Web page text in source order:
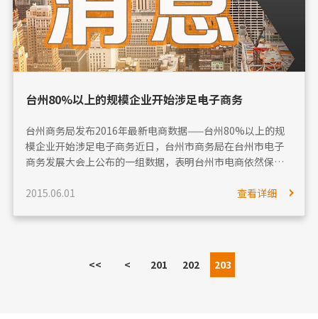
台州80%以上的规模企业开始涉足电子商务
台州商务局发布2016年最新电商数据——台州80%以上的规
模企业开始涉足电子商务近日，台州市商务局在台州市电子
商务发展大会上公布的一组数据，表明台州市电商依然保持
络销售高速增长。根据最新统计，今年...
2015.06.01 查看详细
<< < 201 202 203